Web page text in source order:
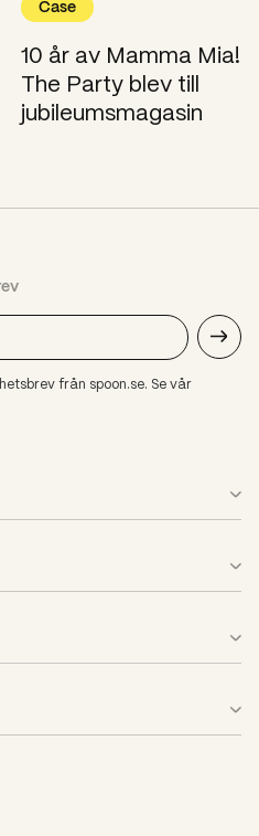
Case
10 år av Mamma Mia!
The Party blev till
jubileumsmagasin
från spoon.se. Se vår